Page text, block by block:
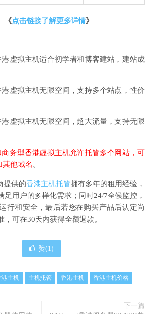
《点击链接了解更多详情》
港虚拟主机适合初学者和博客建站，建站成
港虚拟主机无限空间，支持多个站点，性价
港虚拟主机无限空间，超大流量，支持无限
商务型香港虚拟主机允许托管多个网站，可
其他域名 。
提供的香港主机托管拥有多年的租用经验，
足用户的多样化需求；同时24/7全候监控，
行和安全，最后若您在购买产品后认定尚
，可在30天内获得全额退款。
赞(1)
港主机 主机托管 香港主机 香港主机价格
下一篇